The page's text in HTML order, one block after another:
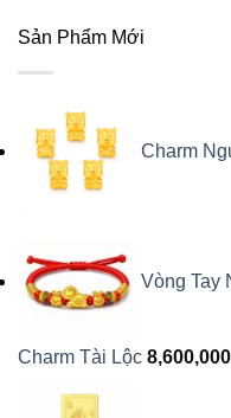
Sản Phẩm Mới
Charm
Vòng Tay
Charm Tài Lộc 8,600,000